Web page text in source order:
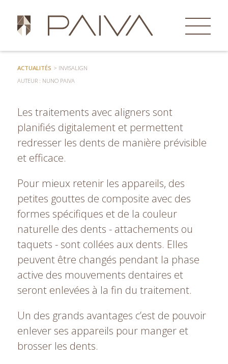
ACTUALITÉS
ACTUALITÉS > INVISALIGN
AUTEUR : NUNO PAIVA
Les traitements avec aligners sont
planifiés digitalement et permettent
redresser les dents de manière prévisible
et efficace.
Pour mieux retenir les appareils, des
petites gouttes de composite avec des
formes spécifiques et de la couleur
naturelle des dents - attachements ou
taquets - sont collées aux dents. Elles
peuvent être changés pendant la phase
active des mouvements dentaires et
seront enlevées à la fin du traitement.
Un des grands avantages c’est de pouvoir
enlever ses appareils pour manger et
brosser les dents.